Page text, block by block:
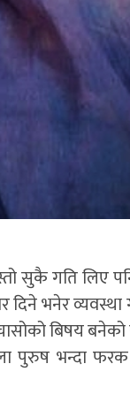
सुकै गति लिए
दिने भनेर व्यवस्था
बिषय
पुरुष भन्दा